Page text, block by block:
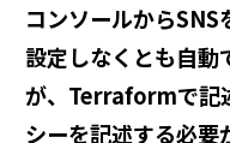
コンソールから
設定しなくとも自動
が、Terraformで記
シーを記述する必要